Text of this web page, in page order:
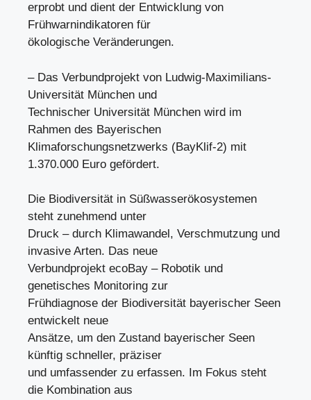
erprobt und dient der Entwicklung von
Frühwarnindikatoren für
ökologische Veränderungen.
– Das Verbundprojekt von Ludwig-Maximilians-
Universität München und
Technischer Universität München wird im
Rahmen des Bayerischen
Klimaforschungsnetzwerks (BayKlif-2) mit
1.370.000 Euro gefördert.
Die Biodiversität in Süßwasserökosystemen
steht zunehmend unter
Druck – durch Klimawandel, Verschmutzung und
invasive Arten. Das neue
Verbundprojekt ecoBay – Robotik und
genetisches Monitoring zur
Frühdiagnose der Biodiversität bayerischer Seen
entwickelt neue
Ansätze, um den Zustand bayerischer Seen
künftig schneller, präziser
und umfassender zu erfassen. Im Fokus steht
die Kombination aus